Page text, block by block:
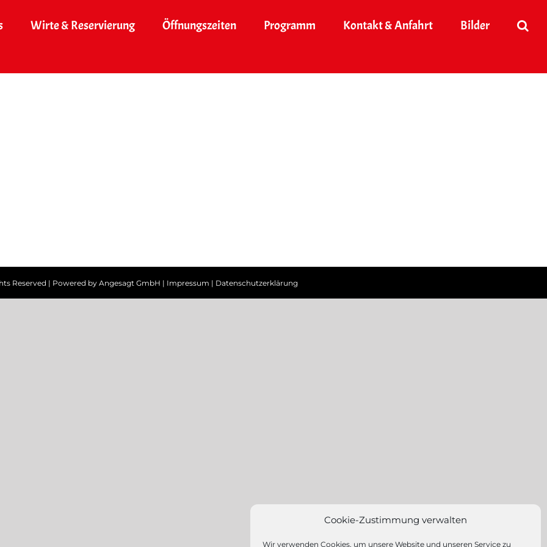
Cookie-Zustimmung verwalten
Wir verwenden Cookies, um unsere Website und unseren Service zu
Wirte & Reservierung Öffnungszeiten Programm Kontakt & Anfahrt Bilder
Reserved | Powered by Angesagt GmbH | Impressum | Datenschutzerklärung